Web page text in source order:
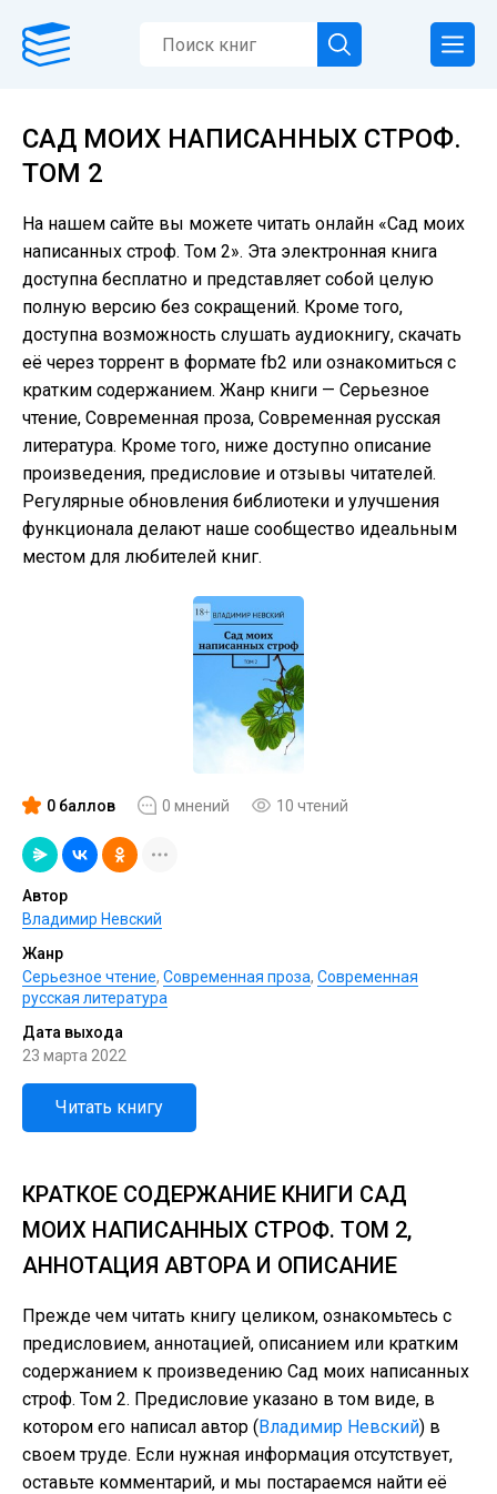
САД МОИХ НАПИСАННЫХ СТРОФ.
ТОМ 2
На нашем сайте вы можете читать онлайн «Сад моих
написанных строф. Том 2». Эта электронная книга
доступна бесплатно и представляет собой целую
полную версию без сокращений. Кроме того,
доступна возможность слушать аудиокнигу, скачать
её через торрент в формате fb2 или ознакомиться с
кратким содержанием. Жанр книги — Серьезное
чтение, Современная проза, Современная русская
литература. Кроме того, ниже доступно описание
произведения, предисловие и отзывы читателей.
Регулярные обновления библиотеки и улучшения
функционала делают наше сообщество идеальным
местом для любителей книг.
0 баллов 0 мнений 10 чтений
Автор
Владимир Невский
Жанр
Серьезное чтение, Современная проза, Современная
русская литература
Дата выхода
23 марта 2022
Читать книгу
КРАТКОЕ СОДЕРЖАНИЕ КНИГИ САД
МОИХ НАПИСАННЫХ СТРОФ. ТОМ 2,
АННОТАЦИЯ АВТОРА И ОПИСАНИЕ
Прежде чем читать книгу целиком, ознакомьтесь с
предисловием, аннотацией, описанием или кратким
содержанием к произведению Сад моих написанных
строф. Том 2. Предисловие указано в том виде, в
котором его написал автор (Владимир Невский) в
своем труде. Если нужная информация отсутствует,
оставьте комментарий, и мы постараемся найти её